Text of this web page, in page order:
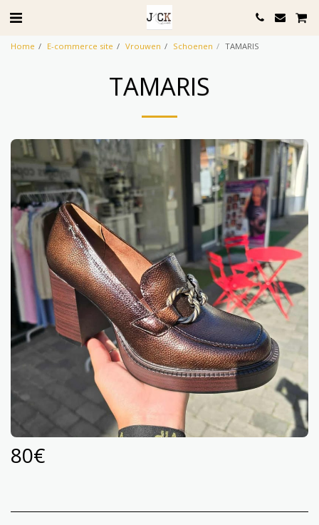
Home E-commerce site Vrouwen Schoenen TAMARIS
TAMARIS
80€